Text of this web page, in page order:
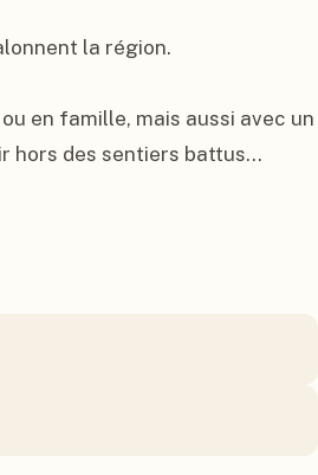
la région.
en famille, mais aussi avec un
hors des sentiers battus...